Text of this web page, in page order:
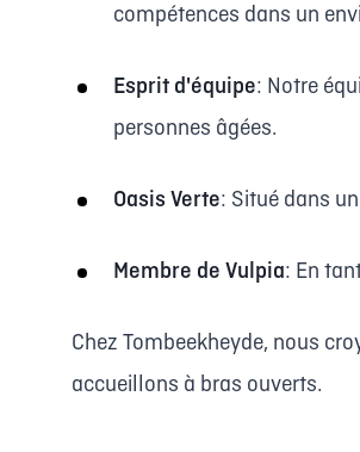
compétences dans un
Esprit d'équipe: Notre
personnes âgées.
Oasis Verte: Situé dans
Membre de Vulpia: En
Chez Tombeekheyde, nous
accueillons à bras ouverts.